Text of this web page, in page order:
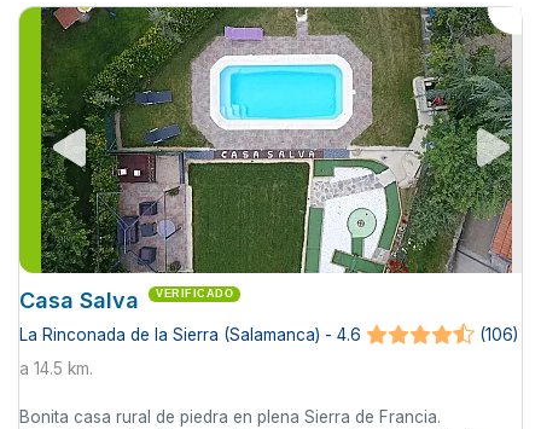
Casa Salva VERIFICADO
La Rinconada de la Sierra (Salamanca) - 4.6
(106)
a 14.5 km.
Bonita casa rural de piedra en plena Sierra de Francia.